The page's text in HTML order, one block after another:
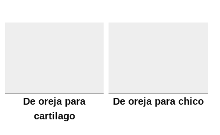
De oreja para
cartilago
De oreja para chico